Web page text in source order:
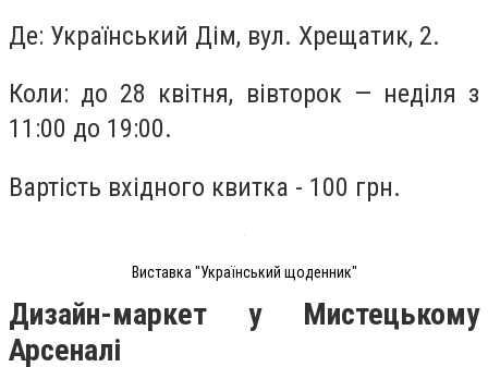
Де: Український Дім, вул. Хрещатик, 2.
Коли: до 28 квітня, вівторок — неділя з
11:00 до 19:00.
Вартість вхідного квитка - 100 грн.
Виставка "Український щоденник"
Дизайн-маркет у Мистецькому
Арсеналі